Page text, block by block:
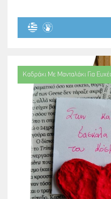
Καδράκι Με Μανταλάκι Για